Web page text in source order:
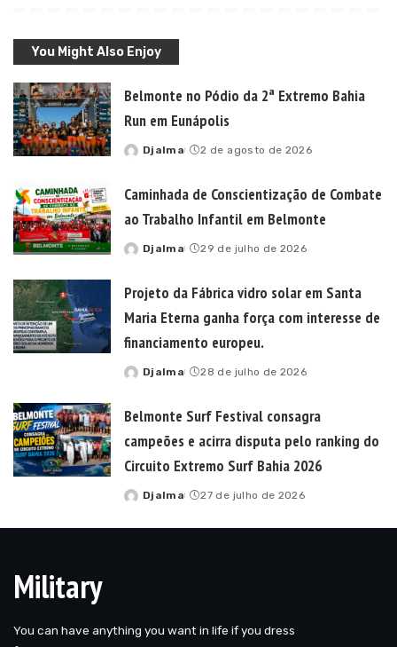
You Might Also Enjoy
Belmonte no Pódio da 2ª Extremo Bahia
Run em Eunápolis
Posted
Djalma 2 de agosto de 2026
Caminhada de Conscientização de Combate
ao Trabalho Infantil em Belmonte
Posted
Djalma 29 de julho de 2026
Projeto da Fábrica vidro solar em Santa
Maria Eterna ganha força com interesse de
financiamento europeu.
Posted
Djalma 28 de julho de 2026
Belmonte Surf Festival consagra
campeões e acirra disputa pelo ranking do
Circuito Extremo Surf Bahia 2026
Posted
Djalma 27 de julho de 2026
Military
You can have anything you want in life if you dress